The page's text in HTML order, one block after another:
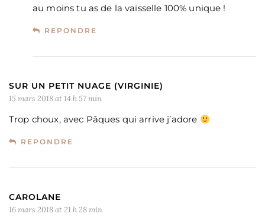
au moins tu as de la vaisselle 100% unique !
REPONDRE
SUR UN PETIT NUAGE (VIRGINIE)
15 mars 2018 at 14 h 57 min
Trop choux, avec Pâques qui arrive j’adore
REPONDRE
CAROLANE
16 mars 2018 at 21 h 28 min